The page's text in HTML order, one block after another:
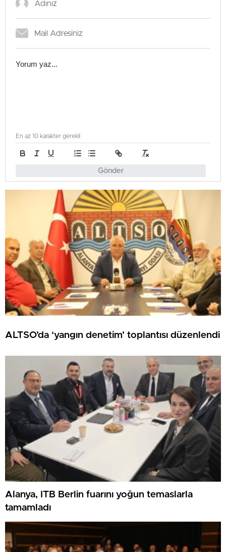
Gönder
En az 10 karakter gerekli
ALTSO’da ‘yangın denetim’ toplantısı düzenlendi
Alanya, ITB Berlin fuarını yoğun temaslarla
tamamladı